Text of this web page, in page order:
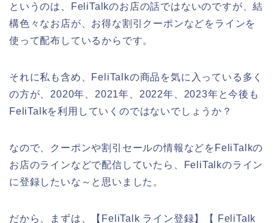
というのは、FeliTalkのお店の話ではないのですが、結
構色々なお店が、お得な割引クーポンなどをラインを
使って配布しているからです。
それに私も含め、FeliTalkの商品を気に入っている多く
の方が、2020年、2021年、2022年、2023年と今後も
FeliTalkを利用していくのではないでしょうか？
なので、クーポンや割引セールの情報などをFeliTalkの
お店のラインなどで配信していたら、FeliTalkのライン
に登録したいな～と思いました。
だから、まずは、【FeliTalk ライン登録】【 FeliTalk